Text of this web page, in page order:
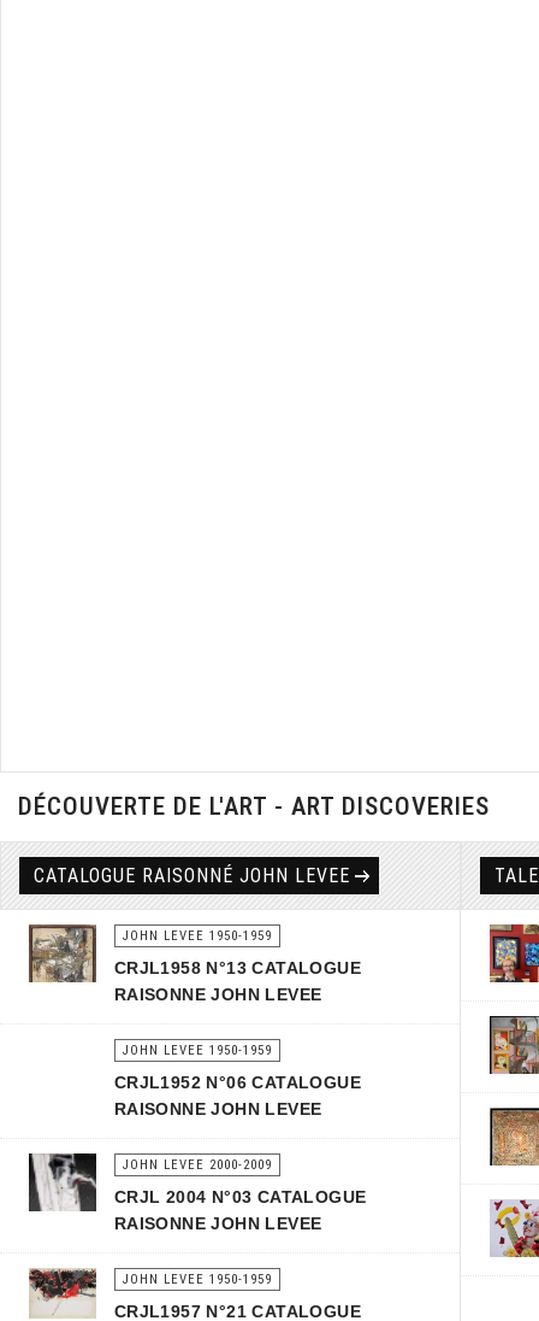
DÉCOUVERTE DE L'ART - ART DISCOVERIES
CATALOGUE RAISONNÉ JOHN LEVEE
JOHN LEVEE 1950-1959
CRJL1958 N°13 CATALOGUE
RAISONNE JOHN LEVEE
JOHN LEVEE 1950-1959
CRJL1952 N°06 CATALOGUE
RAISONNE JOHN LEVEE
JOHN LEVEE 2000-2009
CRJL 2004 N°03 CATALOGUE
RAISONNE JOHN LEVEE
JOHN LEVEE 1950-1959
CRJL1957 N°21 CATALOGUE